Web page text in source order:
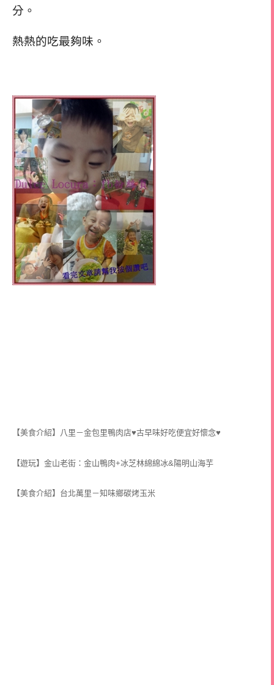
分。
熱熱的吃最夠味。
【美食介紹】八里－金包里鴨肉店♥古早味好吃便宜好懷念♥
【遊玩】金山老街：金山鴨肉+冰芝林綿綿冰&陽明山海芋
【美食介紹】台北萬里－知味鄉碳烤玉米